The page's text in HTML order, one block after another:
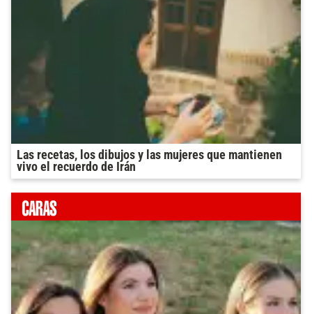
Las recetas, los dibujos y las mujeres que mantienen
vivo el recuerdo de Irán